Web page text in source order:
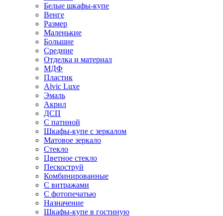
Белые шкафы-купе
Венге
Размер
Маленькие
Большие
Средние
Отделка и материал
МДФ
Пластик
Alvic Luxe
Эмаль
Акрил
ДСП
С патиной
Шкафы-купе с зеркалом
Матовое зеркало
Стекло
Цветное стекло
Пескоструй
Комбинированные
С витражами
С фотопечатью
Назначение
Шкафы-купе в гостиную